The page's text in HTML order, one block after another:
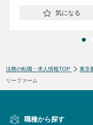
気になる
法務の転職・求人情報TOP 東京
リーファーム
職種から探す